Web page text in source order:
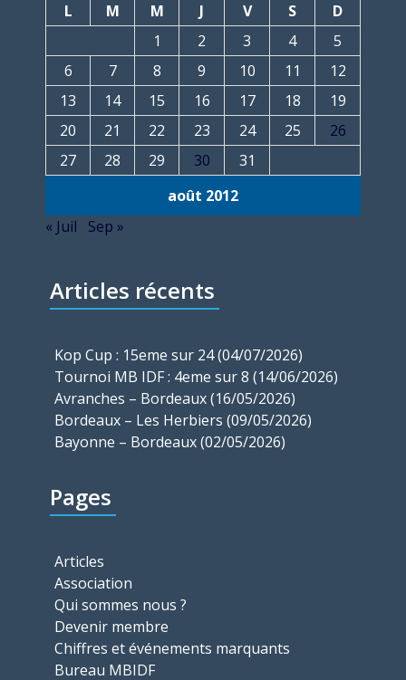
août 2012
L M M J V S
D
1
2 3 4
5
6
7 8 9 10 11
12
13
14 15 16 17 18
19
20
21 22 23 24 25
26
27
28 29 30 31
« Juil Sep »
Articles récents
Kop Cup : 15eme sur 24 (04/07/2026)
Tournoi MB IDF : 4eme sur 8 (14/06/2026)
Avranches – Bordeaux (16/05/2026)
Bordeaux – Les Herbiers (09/05/2026)
Bayonne – Bordeaux (02/05/2026)
Pages
Articles
Association
Qui sommes nous ?
Devenir membre
Chiffres et événements marquants
Bureau MBIDF